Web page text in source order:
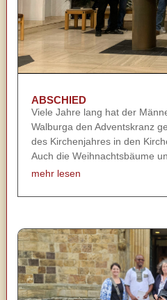
ABSCHIED
Viele Jahre lang hat der
Walburga den Adventskranz
des Kirchenjahres in den
Auch die Weihnachtsbäume
mehr lesen